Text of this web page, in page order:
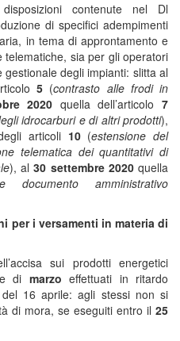
contenute nel Dl
di specifici adempimenti
in tema di approntamento e
sia per gli operatori
gestionale degli impianti: slitta al
5 (contrasto alle frodi in
2020 quella dell’articolo7
idrocarburi e di altri prodotti),
articoli 10 (estensione del
telematica dei quantitativi di
), al30 settembre 2020quella
documento amministrativo
per i versamenti in materia di
sui prodotti energetici
di marzoeffettuati in ritardo
16 aprile: agli stessi non si
di mora, se eseguiti entro il 25